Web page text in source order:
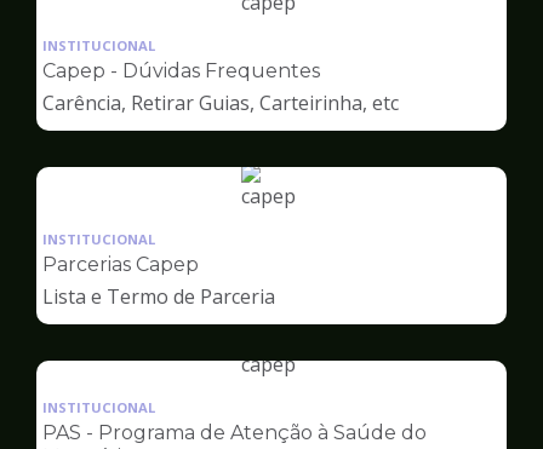
Ilustração
pagina
de
Capep
INSTITUCIONAL
Capep - Dúvidas Frequentes
Carência, Retirar Guias, Carteirinha, etc
Ilustração
Capep
INSTITUCIONAL
Parcerias Capep
Lista e Termo de Parceria
Ilustração
pagina
INSTITUCIONAL
PAS - Programa de Atenção à Saúde do